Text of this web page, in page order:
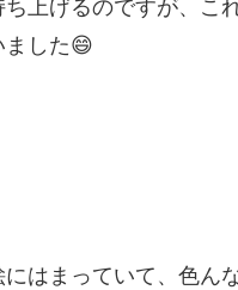
上げるのですが、こ
ました😄
はまっていて、色ん